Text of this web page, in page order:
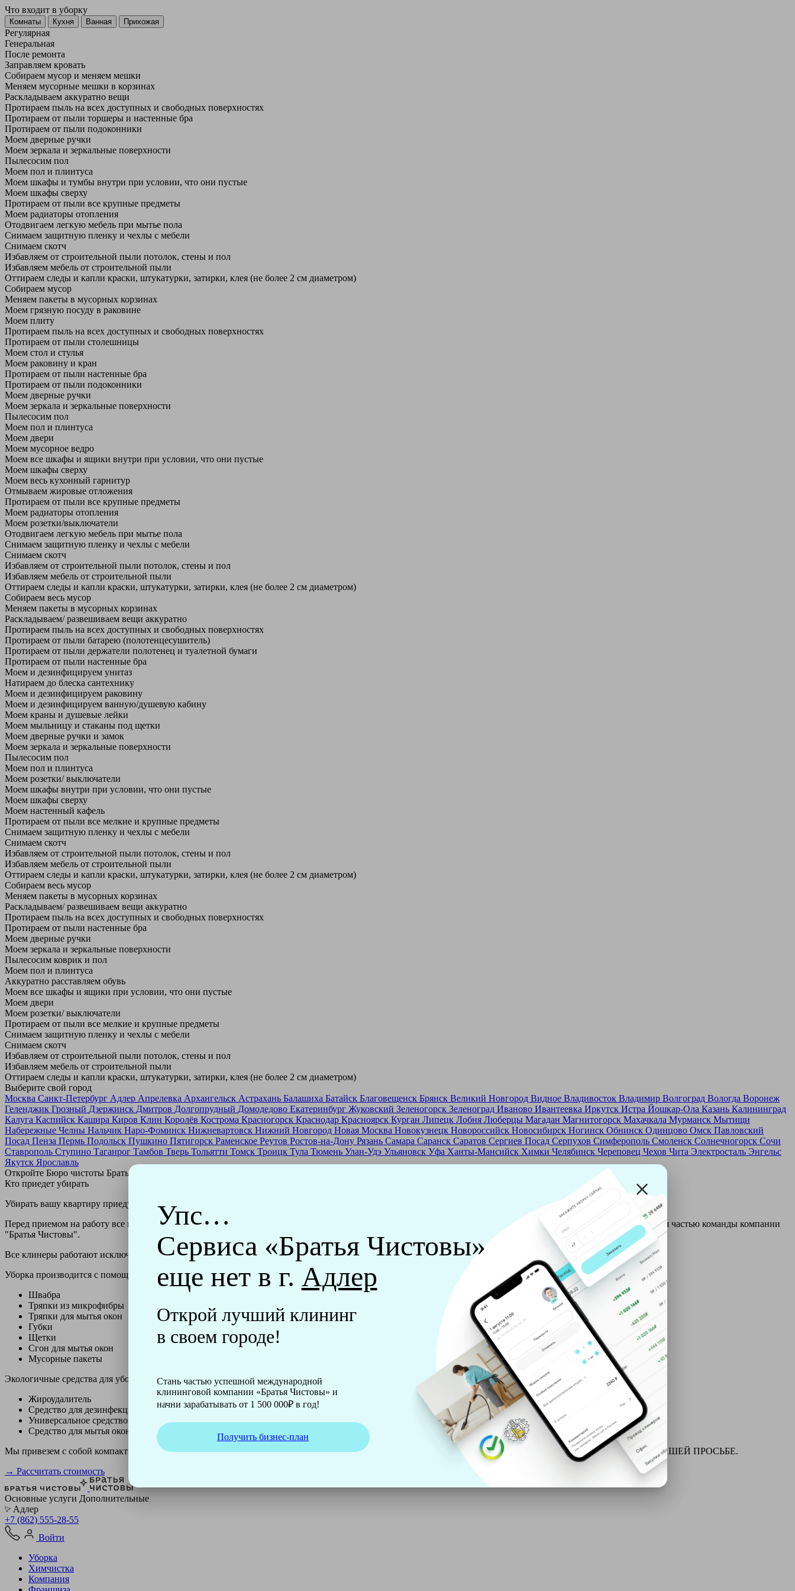
Упс…
Сервиса «Братья Чистовы»
еще нет в г. Адлер
Открой лучший клининг
в своем городе!
Стань частью успешной международной
клининговой компании «Братья Чистовы» и
начни зарабатывать от 1 500 000₽ в год!
Получить бизнес-план
Что входит в уборку
Регу­лярная
Гене­ральная
После ремонта
Заправляем кровать
Собираем мусор и меняем мешки
Меняем мусорные мешки в корзинах
Раскладываем аккуратно вещи
Протираем пыль на всех доступных и свободных поверхностях
Протираем от пыли торшеры и настенные бра
Протираем от пыли подоконники
Моем дверные ручки
Моем зеркала и зеркальные поверхности
Пылесосим пол
Моем пол и плинтуса
Моем шкафы и тумбы внутри при условии, что они пустые
Моем шкафы сверху
Протираем от пыли все крупные предметы
Моем радиаторы отопления
Отодвигаем легкую мебель при мытье пола
Снимаем защитную пленку и чехлы с мебели
Снимаем скотч
Избавляем от строительной пыли потолок, стены и пол
Избавляем мебель от строительной пыли
Оттираем следы и капли краски, штукатурки, затирки, клея (не более 2 см диаметром)
Собираем мусор
Меняем пакеты в мусорных корзинах
Моем грязную посуду в раковине
Моем плиту
Протираем пыль на всех доступных и свободных поверхностях
Протираем от пыли столешницы
Моем стол и стулья
Моем раковину и кран
Протираем от пыли настенные бра
Протираем от пыли подоконники
Моем дверные ручки
Моем зеркала и зеркальные поверхности
Пылесосим пол
Моем пол и плинтуса
Моем двери
Моем мусорное ведро
Моем все шкафы и ящики внутри при условии, что они пустые
Моем шкафы сверху
Моем весь кухонный гарнитур
Отмываем жировые отложения
Протираем от пыли все крупные предметы
Моем радиаторы отопления
Моем розетки/выключатели
Отодвигаем легкую мебель при мытье пола
Снимаем защитную пленку и чехлы с мебели
Снимаем скотч
Избавляем от строительной пыли потолок, стены и пол
Избавляем мебель от строительной пыли
Оттираем следы и капли краски, штукатурки, затирки, клея (не более 2 см диаметром)
Собираем весь мусор
Меняем пакеты в мусорных корзинах
Раскладываем/ развешиваем вещи аккуратно
Протираем пыль на всех доступных и свободных поверхностях
Протираем от пыли батарею (полотенцесушитель)
Протираем от пыли держатели полотенец и туалетной бумаги
Протираем от пыли настенные бра
Моем и дезинфицируем унитаз
Натираем до блеска сантехнику
Моем и дезинфицируем раковину
Моем и дезинфицируем ванную/душевую кабину
Моем краны и душевые лейки
Моем мыльницу и стаканы под щетки
Моем дверные ручки и замок
Моем зеркала и зеркальные поверхности
Пылесосим пол
Моем пол и плинтуса
Моем розетки/ выключатели
Моем шкафы внутри при условии, что они пустые
Моем шкафы сверху
Моем настенный кафель
Протираем от пыли все мелкие и крупные предметы
Снимаем защитную пленку и чехлы с мебели
Снимаем скотч
Избавляем от строительной пыли потолок, стены и пол
Избавляем мебель от строительной пыли
Оттираем следы и капли краски, штукатурки, затирки, клея (не более 2 см диаметром)
Собираем весь мусор
Меняем пакеты в мусорных корзинах
Раскладываем/ развешиваем вещи аккуратно
Протираем пыль на всех доступных и свободных поверхностях
Протираем от пыли настенные бра
Моем дверные ручки
Моем зеркала и зеркальные поверхности
Пылесосим коврик и пол
Моем пол и плинтуса
Аккуратно расставляем обувь
Моем все шкафы и ящики при условии, что они пустые
Моем двери
Моем розетки/ выключатели
Протираем от пыли все мелкие и крупные предметы
Снимаем защитную пленку и чехлы с мебели
Снимаем скотч
Избавляем от строительной пыли потолок, стены и пол
Избавляем мебель от строительной пыли
Оттираем следы и капли краски, штукатурки, затирки, клея (не более 2 см диаметром)
Выберите свой город
Москва Санкт-Петербург Адлер Апрелевка Архангельск Астрахань Балашиха Батайск Благовещенск Брянск Великий Новгород Видное Владивосток Владимир Волгоград Вологда Воронеж
Геленджик Грозный Дзержинск Дмитров Долгопрудный Домодедово Екатеринбург Жуковский Зеленогорск Зеленоград Иваново Ивантеевка Иркутск Истра Йошкар-Ола Казань Калининград
Калуга Каспийск Кашира Киров Клин Королёв Кострома Красногорск Краснодар Красноярск Курган Липецк Лобня Люберцы Магадан Магнитогорск Махачкала Мурманск Мытищи
Набережные Челны Нальчик Наро-Фоминск Нижневартовск Нижний Новгород Новая Москва Новокузнецк Новороссийск Новосибирск Ногинск Обнинск Одинцово Омск Павловский
Посад Пенза Пермь Подольск Пушкино Пятигорск Раменское Реутов Ростов-на-Дону Рязань Самара Саранск Саратов Сергиев Посад Серпухов Симферополь Смоленск Солнечногорск Сочи
Ставрополь Ступино Таганрог Тамбов Тверь Тольятти Томск Троицк Тула Тюмень Улан-Удэ Ульяновск Уфа Ханты-Мансийск Химки Челябинск Череповец Чехов Чита Электросталь Энгельс
Якутск Ярославль
Откройте Бюро чистоты Братьев Чистовых в своем городе по
Кто приедет убирать
Убирать вашу квартиру приедут профессионально обученные клинеры - русские девушки, в возрасте от 24 до 40 лет.
Перед приемом на работу все клинеры проходят аттестацию в нашем обучающем центре, а также проверку в службе безопасности и только после этого становятся частью команды компании
"Братья Чистовы".
Все клинеры работают исключительно в форме с логотипом компании "Братья Чистовы".
Уборка производится с помощью профессиональных технических и химический средств, которые наши клинеры привозят с собой:
Швабра
Тряпки из микрофибры
Тряпки для мытья окон
Губки
Щетки
Сгон для мытья окон
Мусорные пакеты
Экологичные средства для уборки немецкой марки Kiehl:
Жироудалитель
Средство для дезинфекции
Универсальное средство
Средство для мытья окон
Мы привезем с собой компактный профессиональный пылесос фирмы Soteco, а также утюг, ведро, парогенератор, аппарат для химчистки и многое другое ПО ВАШЕЙ ПРОСЬБЕ.
→ Рассчитать стоимость
Основные услуги Дополнительные
Адлер
+7 (862) 555-28-55
Войти
Уборка
Химчистка
Компания